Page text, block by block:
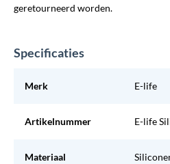
geretourneerd worden.
Specificaties
Merk E-life
Artikelnummer E-life
Materiaal